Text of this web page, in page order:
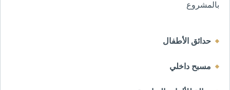
بالمشروع
حدائق الأطفال
مسبح داخلي